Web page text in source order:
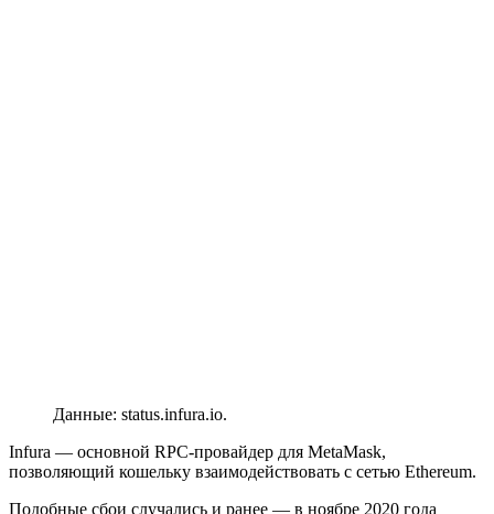
Данные: status.infura.io.
Infura — основной RPC-провайдер для MetaMask,
позволяющий кошельку взаимодействовать с сетью Ethereum.
Подобные сбои случались и ранее — в ноябре 2020 года